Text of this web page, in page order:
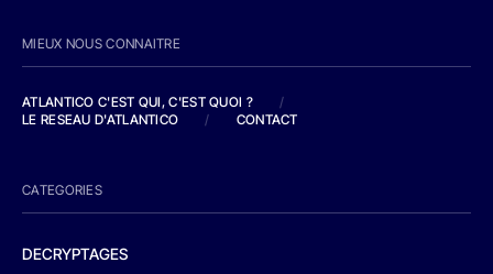
MIEUX NOUS CONNAITRE
ATLANTICO C'EST QUI, C'EST QUOI ?
/
LE RESEAU D'ATLANTICO
/ CONTACT
CATEGORIES
DECRYPTAGES